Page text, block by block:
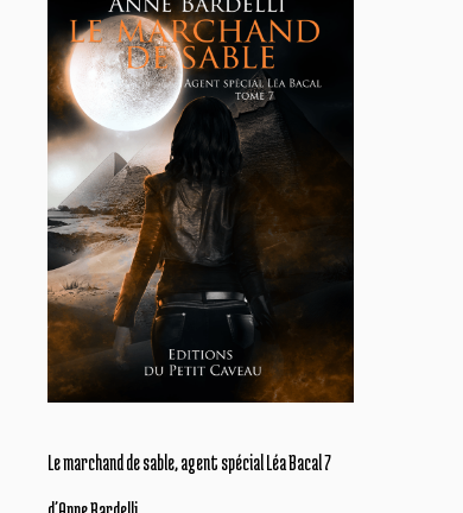
Le marchand de sable, agent spécial Léa Bacal 7